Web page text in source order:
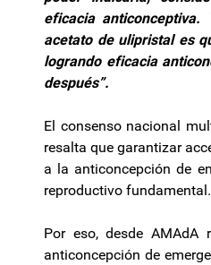
eficacia
acetato de ulipristal es
logrando eficacia
después”.
El consenso nacional
resalta que garantizar
a la anticoncepción de
reproductivo fundamental.
Por eso, desde AMAdA
anticoncepción de